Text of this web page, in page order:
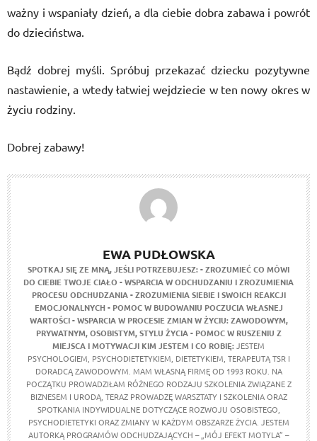
ważny i wspaniały dzień, a dla ciebie dobra zabawa i powrót
do dzieciństwa.
Bądź dobrej myśli. Spróbuj przekazać dziecku pozytywne
nastawienie, a wtedy łatwiej wejdziecie w ten nowy okres w
życiu rodziny.
Dobrej zabawy!
EWA PUDŁOWSKA
SPOTKAJ SIĘ ZE MNĄ, JEŚLI POTRZEBUJESZ:- ZROZUMIEĆ CO MÓWI
DO CIEBIE TWOJE CIAŁO - WSPARCIA W ODCHUDZANIU I ZROZUMIENIA
PROCESU ODCHUDZANIA - ZROZUMIENIA SIEBIE I SWOICH REAKCJI
EMOCJONALNYCH - POMOC W BUDOWANIU POCZUCIA WŁASNEJ
WARTOŚCI- WSPARCIA W PROCESIE ZMIAN W ŻYCIU: ZAWODOWYM,
PRYWATNYM, OSOBISTYM, STYLU ŻYCIA - POMOC W RUSZENIU Z
MIEJSCA I MOTYWACJI KIM JESTEM I CO ROBIĘ:JESTEM
PSYCHOLOGIEM, PSYCHODIETETYKIEM, DIETETYKIEM, TERAPEUTĄ TSR I
DORADCĄ ZAWODOWYM. MAM WŁASNĄ FIRMĘ OD 1993 ROKU. NA
POCZĄTKU PROWADZIŁAM RÓŻNEGO RODZAJU SZKOLENIA ZWIĄZANE Z
BIZNESEM I URODĄ, TERAZ PROWADZĘ WARSZTATY I SZKOLENIA ORAZ
SPOTKANIA INDYWIDUALNE DOTYCZĄCE ROZWOJU OSOBISTEGO,
PSYCHODIETETYKI ORAZ ZMIANY W KAŻDYM OBSZARZE ŻYCIA. JESTEM
AUTORKĄ PROGRAMÓW ODCHUDZAJĄCYCH – „MÓJ EFEKT MOTYLA” –